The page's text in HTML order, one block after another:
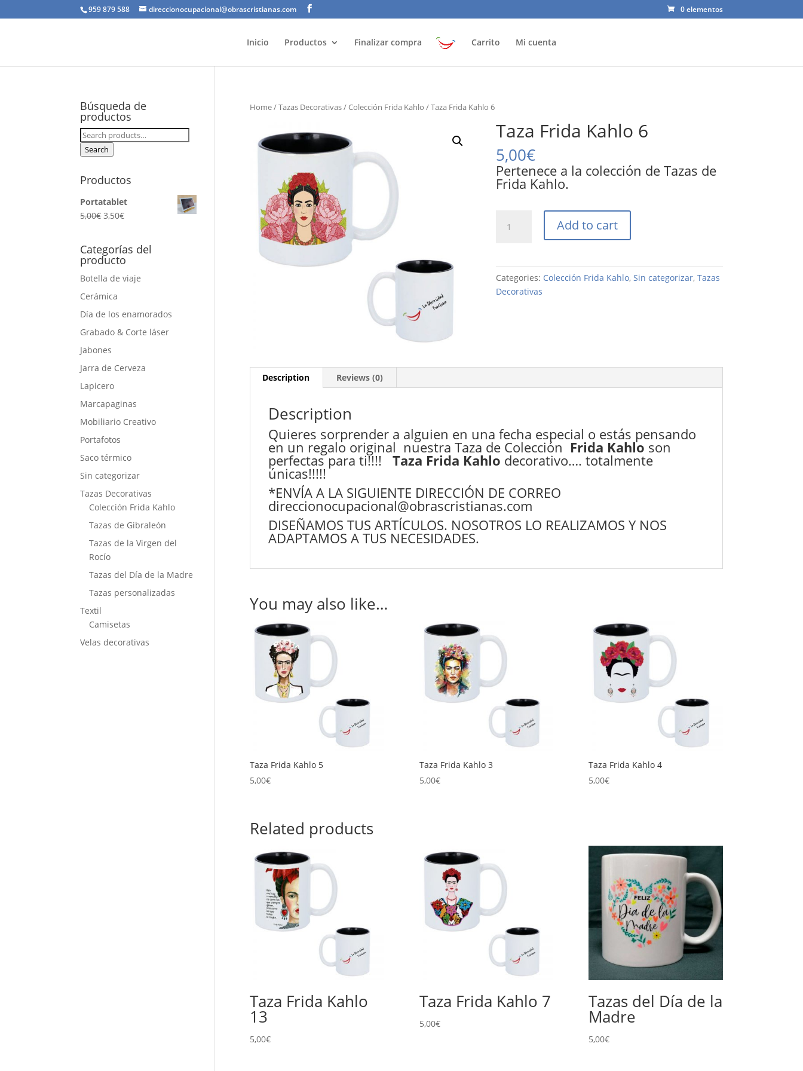
959 879 588 direccionocupacional@obrascristianas.com 0 elementos
Inicio Productos Finalizar compra Carrito Mi cuenta
Home/Tazas Decorativas/Colección Frida Kahlo / Taza Frida Kahlo 6
Taza Frida Kahlo 6
5,00€
Pertenece a la colección de Tazas de
Frida Kahlo.
Frida
quantity
Add to cart
Categories: Colección Frida Kahlo, Sin categorizar, Tazas
Decorativas
Description Reviews (0)
Description
Quieres sorprender a alguien en una fecha especial o estás pensando
en un regalo original nuestra Taza de Colección Frida Kahlo son
perfectas para ti!!!! Taza Frida Kahlo decorativo…. totalmente
únicas!!!!!
*ENVÍA A LA SIGUIENTE DIRECCIÓN DE CORREO
direccionocupacional@obrascristianas.com
DISEÑAMOS TUS ARTÍCULOS. NOSOTROS LO REALIZAMOS Y NOS
ADAPTAMOS A TUS NECESIDADES.
You may also like…
Taza Frida Kahlo 5
5,00€
Taza Frida Kahlo 3
5,00€
Taza Frida Kahlo 4
5,00€
Related products
Taza Frida Kahlo
13
5,00€
Taza Frida Kahlo 7
5,00€
Tazas del Día de la
Madre
5,00€
Búsqueda de
productos
Search
for:
Search
Productos
Portatablet
5,00€ 3,50€
Categorías del
producto
Botella de viaje
Cerámica
Día de los enamorados
Grabado & Corte láser
Jabones
Jarra de Cerveza
Lapicero
Marcapaginas
Mobiliario Creativo
Portafotos
Saco térmico
Sin categorizar
Tazas Decorativas
Colección Frida Kahlo
Tazas de Gibraleón
Tazas de la Virgen del
Rocío
Tazas del Día de la Madre
Tazas personalizadas
Textil
Camisetas
Velas decorativas